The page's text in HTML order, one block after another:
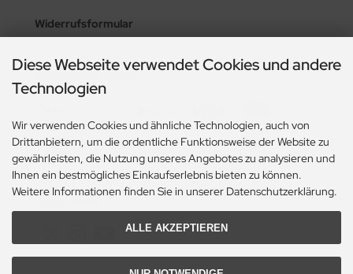
Widerrufsformular
Zahlungsmethoden
Diese Webseite verwendet Cookies und andere
Technologien
Wir verwenden Cookies und ähnliche Technologien, auch von
Drittanbietern, um die ordentliche Funktionsweise der Website zu
gewährleisten, die Nutzung unseres Angebotes zu analysieren und
Ihnen ein bestmögliches Einkaufserlebnis bieten zu können.
Weitere Informationen finden Sie in unserer Datenschutzerklärung.
ALLE AKZEPTIEREN